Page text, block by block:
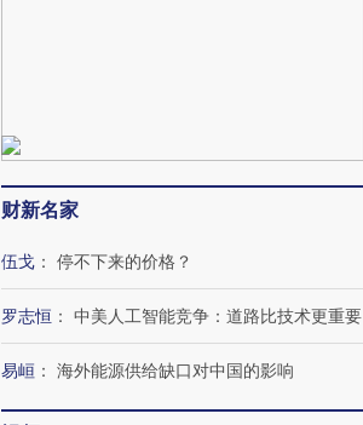
财新名家
伍戈 ： 停不下来的价格？
罗志恒 ： 中美人工智能竞争：道路比技术更重要
易峘 ： 海外能源供给缺口对中国的影响